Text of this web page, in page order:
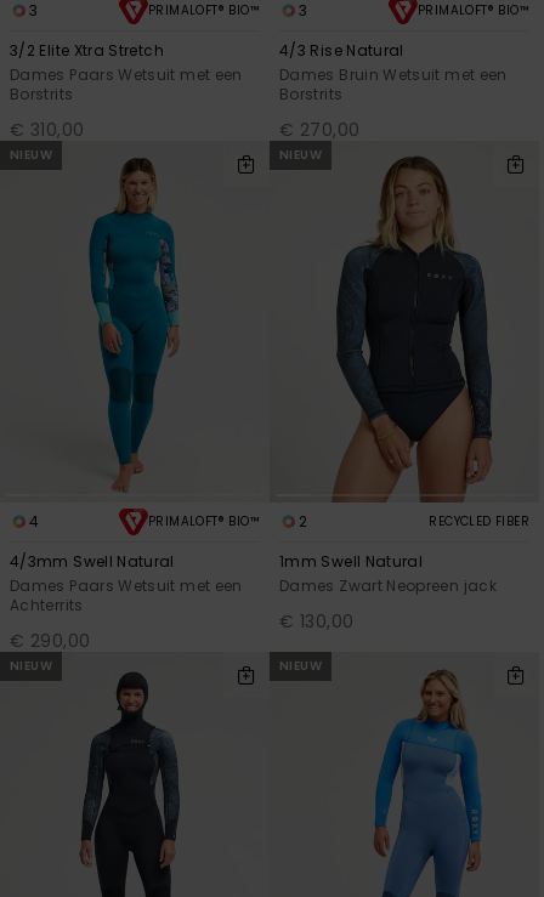
3 PRIMALOFT® BIO™
3/2 Elite Xtra Stretch
Dames Paars Wetsuit met een
Borstrits
€ 310,00
3 PRIMALOFT® BIO™
4/3 Rise Natural
Dames Bruin Wetsuit met een
Borstrits
€ 270,00
NIEUW
4 PRIMALOFT® BIO™
4/3mm Swell Natural
Dames Paars Wetsuit met een
Achterrits
€ 290,00
NIEUW
2 RECYCLED FIBER
1mm Swell Natural
Dames Zwart Neopreen jack
€ 130,00
NIEUW NIEUW